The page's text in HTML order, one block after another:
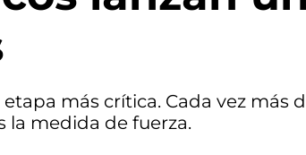
más crítica. Cada vez más
la medida de fuerza.